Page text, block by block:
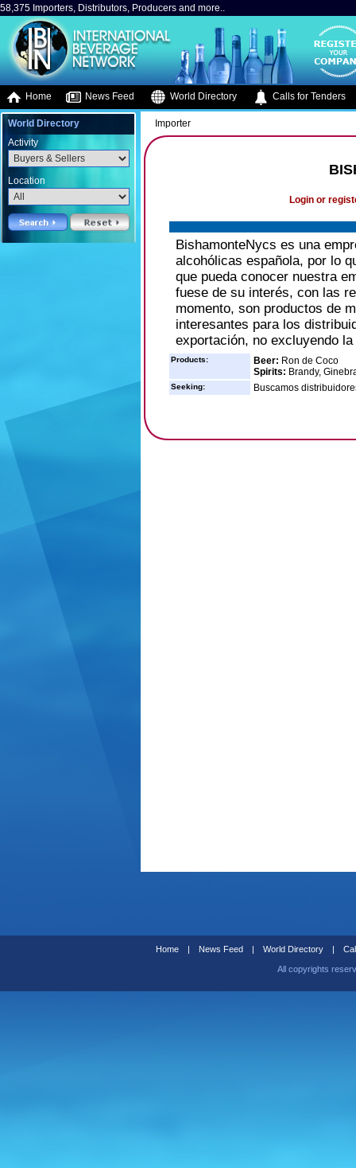
58,375 Importers, Distributors, Producers and more..
Home News Feed World Directory Calls for Tenders
World Directory
Activity
Location
Importer
Login or
BishamonteNycs es una
alcohólicas española, por lo
que pueda conocer nuestra
fuese de su interés, con las
momento, son productos de
interesantes para los
exportación, no excluyendo
Products: Beer: Ron de Coco
Spirits: Brandy,
Seeking: Buscamos
Home | News Feed | World Directory |
All copyrights